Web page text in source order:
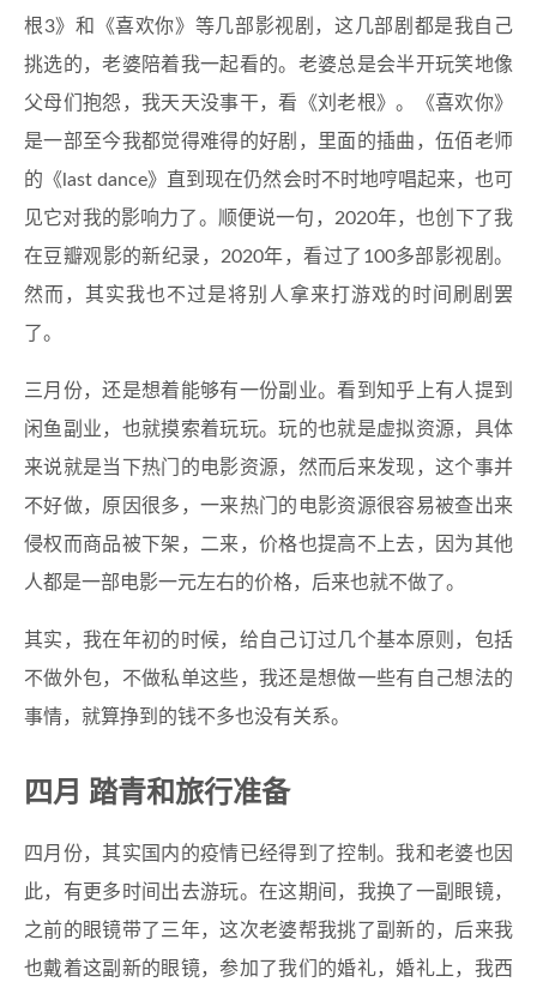
根3》和《喜欢你》等几部影视剧，这几部剧都是我自己
挑选的，老婆陪着我一起看的。老婆总是会半开玩笑地像
父母们抱怨，我天天没事干，看《刘老根》。《喜欢你》
是一部至今我都觉得难得的好剧，里面的插曲，伍佰老师
的《last dance》直到现在仍然会时不时地哼唱起来，也可
见它对我的影响力了。顺便说一句，2020年，也创下了我
在豆瓣观影的新纪录，2020年，看过了100多部影视剧。
然而，其实我也不过是将别人拿来打游戏的时间刷剧罢
了。
三月份，还是想着能够有一份副业。看到知乎上有人提到
闲鱼副业，也就摸索着玩玩。玩的也就是虚拟资源，具体
来说就是当下热门的电影资源，然而后来发现，这个事并
不好做，原因很多，一来热门的电影资源很容易被查出来
侵权而商品被下架，二来，价格也提高不上去，因为其他
人都是一部电影一元左右的价格，后来也就不做了。
其实，我在年初的时候，给自己订过几个基本原则，包括
不做外包，不做私单这些，我还是想做一些有自己想法的
事情，就算挣到的钱不多也没有关系。
四月 踏青和旅行准备
四月份，其实国内的疫情已经得到了控制。我和老婆也因
此，有更多时间出去游玩。在这期间，我换了一副眼镜，
之前的眼镜带了三年，这次老婆帮我挑了副新的，后来我
也戴着这副新的眼镜，参加了我们的婚礼，婚礼上，我西